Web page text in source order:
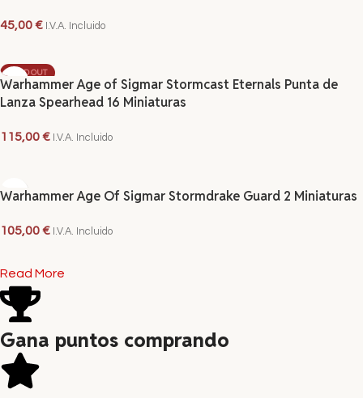
45,00€ I.V.A. Incluido
SOLD OUT
Warhammer Age of Sigmar Stormcast Eternals Punta de
Lanza Spearhead 16 Miniaturas
115,00€ I.V.A. Incluido
Warhammer Age Of Sigmar Stormdrake Guard 2 Miniaturas
105,00€ I.V.A. Incluido
Read More
Gana puntos comprando